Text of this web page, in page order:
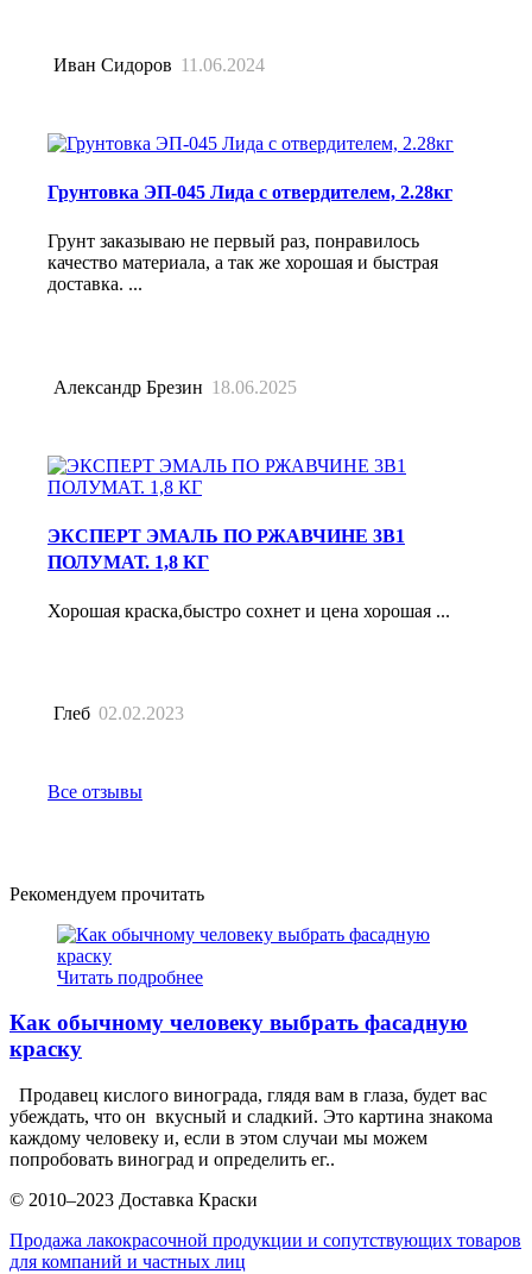
Иван Сидоров 11.06.2024
Грунтовка ЭП-045 Лида с отвердителем, 2.28кг
Грунт заказываю не первый раз, понравилось
качество материала, а так же хорошая и быстрая
доставка. ...
Александр Брезин 18.06.2025
ЭКСПЕРТ ЭМАЛЬ ПО РЖАВЧИНЕ 3В1
ПОЛУМАТ. 1,8 КГ
Хорошая краска,быстро сохнет и цена хорошая ...
Глеб 02.02.2023
Все отзывы
Рекомендуем прочитать
Читать подробнее
Как обычному человеку выбрать фасадную
краску
Продавец кислого винограда, глядя вам в глаза, будет вас
убеждать, что он вкусный и сладкий. Это картина знакома
каждому человеку и, если в этом случаи мы можем
попробовать виноград и определить ег..
© 2010–2023 Доставка Краски
Продажа лакокрасочной продукции и сопутствующих товаров
для компаний и частных лиц